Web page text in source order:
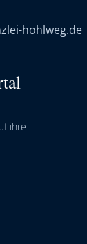
hohlweg.de
ihre